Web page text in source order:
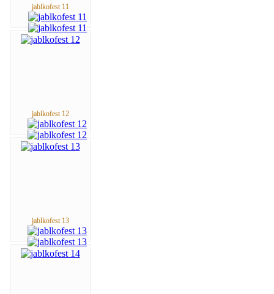
jablkofest 11
jablkofest 12
jablkofest 13